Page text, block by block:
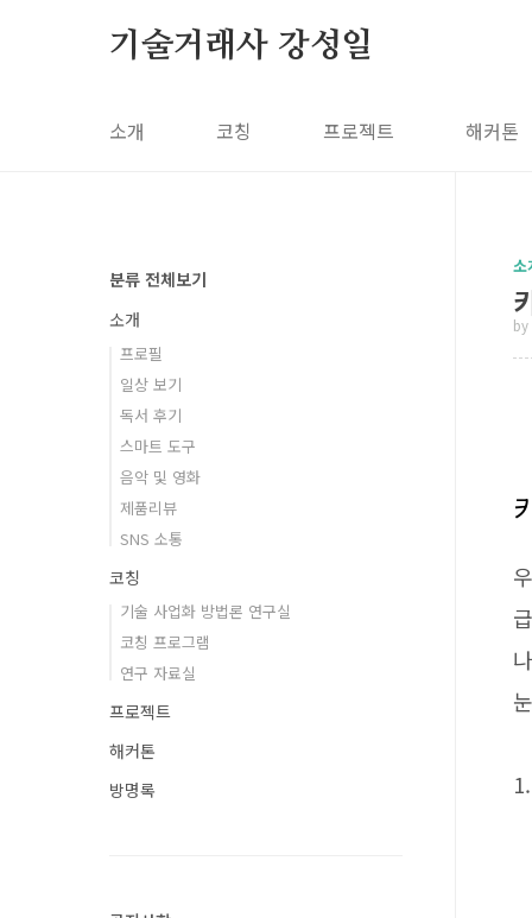
기술거래사 강성일
소개 코칭 프로젝트 해커톤
소
분류 전체보기
소개
프로필
일상 보기
독서 후기
스마트 도구
음악 및 영화
제품리뷰
SNS 소통
코칭
기술 사업화 방법론 연구실
코칭 프로그램
연구 자료실
프로젝트
해커톤
방명록